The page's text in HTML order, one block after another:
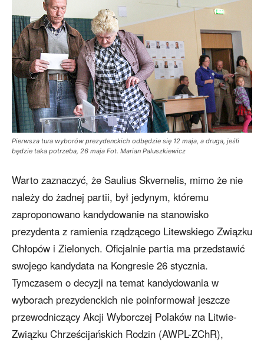
Pierwsza tura wyborów prezydenckich odbędzie się 12 maja, a druga, jeśli
będzie taka potrzeba, 26 maja Fot. Marian Paluszkiewicz
Warto zaznaczyć, że Saulius Skvernelis, mimo że nie
należy do żadnej partii, był jedynym, któremu
zaproponowano kandydowanie na stanowisko
prezydenta z ramienia rządzącego Litewskiego Związku
Chłopów i Zielonych. Oficjalnie partia ma przedstawić
swojego kandydata na Kongresie 26 stycznia.
Tymczasem o decyzji na temat kandydowania w
wyborach prezydenckich nie poinformował jeszcze
przewodniczący Akcji Wyborczej Polaków na Litwie-
Związku Chrześcijańskich Rodzin (AWPL-ZChR),